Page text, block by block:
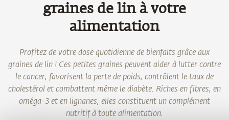
graines de lin à votre
alimentation
Profitez de votre dose quotidienne de bienfaits grâce aux
graines de lin ! Ces petites graines peuvent aider à lutter contre
le cancer, favorisent la perte de poids, contrôlent le taux de
cholestérol et combattent même le diabète. Riches en fibres, en
oméga-3 et en lignanes, elles constituent un complément
nutritif à toute alimentation.